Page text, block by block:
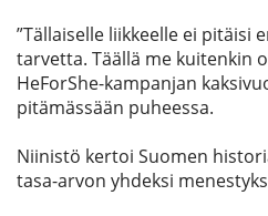
”Tällaiselle liikkeelle ei pitäisi
tarvetta. Täällä me kuitenkin
HeForShe-kampanjan
pitämässään puheessa.
Niinistö kertoi Suomen
tasa-arvon yhdeksi